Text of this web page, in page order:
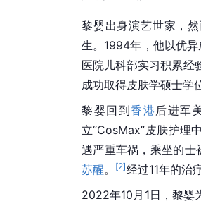
黎婴出身演艺世家，
生。1994年，他以优
医院儿科部实习积累经
成功取得皮肤学硕士学
黎婴回到香港 后进军
立“CosMax”皮肤护理
遇严重车祸，乘坐的士
苏醒。 [2]经过11年的治
2022年10月1日，黎婴